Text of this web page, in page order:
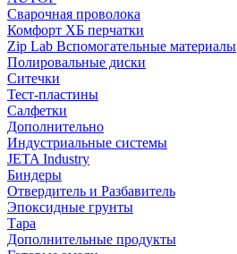
Сварочная проволока
Комфорт ХБ перчатки
Zip Lab Вспомогательные материалы
Полировальные диски
Ситечки
Тест-пластины
Салфетки
Дополнительно
Индустриальные системы
JETA Industry
Биндеры
Отвердитель и Разбавитель
Эпоксидные грунты
Тара
Дополнительные продукты